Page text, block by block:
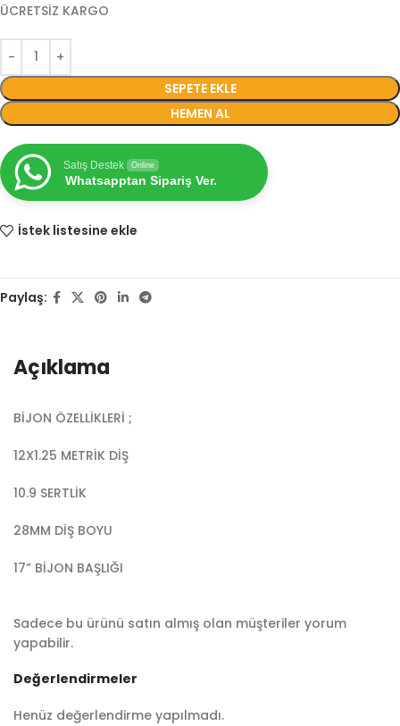
ÜCRETSİZ KARGO
SEPETE EKLE
HEMEN AL
Satış Destek Online
Whatsapptan Sipariş Ver.
İstek listesine ekle
Paylaş:
Açıklama
BİJON ÖZELLİKLERİ ;
12X1.25 METRİK DİŞ
10.9 SERTLİK
28MM DİŞ BOYU
17” BİJON BAŞLIĞI
Değerlendirmeler
Henüz değerlendirme yapılmadı.
Sadece bu ürünü satın almış olan müşteriler yorum
yapabilir.